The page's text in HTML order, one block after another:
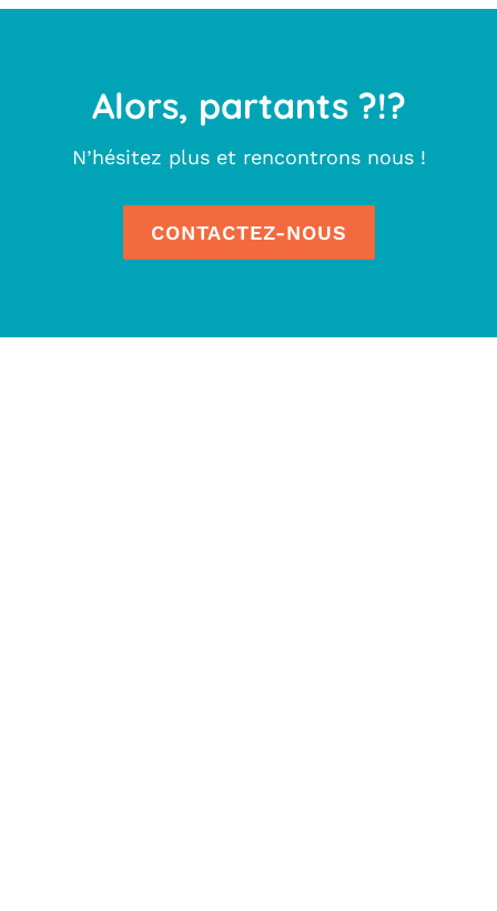
Alors, partants ?!?
N’hésitez plus et rencontrons nous !
CONTACTEZ-NOUS